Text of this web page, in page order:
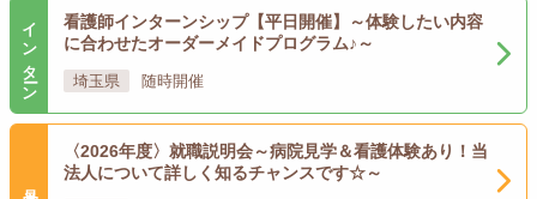
インターン
看護師インターンシップ【平日開催】～体験したい内容
に合わせたオーダーメイドプログラム♪～
埼玉県 随時開催
〈2026年度〉就職説明会～病院見学＆看護体験あり！当
法人について詳しく知るチャンスです☆～